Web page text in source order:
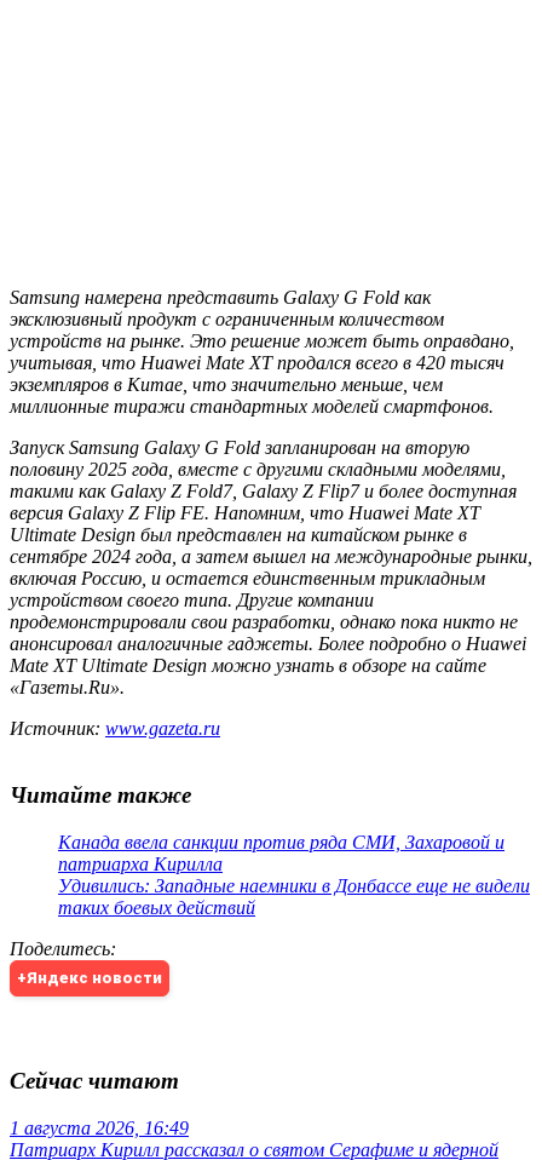
Samsung намерена представить Galaxy G Fold как
эксклюзивный продукт с ограниченным количеством
устройств на рынке. Это решение может быть оправдано,
учитывая, что Huawei Mate XT продался всего в 420 тысяч
экземпляров в Китае, что значительно меньше, чем
миллионные тиражи стандартных моделей смартфонов.
Запуск Samsung Galaxy G Fold запланирован на вторую
половину 2025 года, вместе с другими складными моделями,
такими как Galaxy Z Fold7, Galaxy Z Flip7 и более доступная
версия Galaxy Z Flip FE. Напомним, что Huawei Mate XT
Ultimate Design был представлен на китайском рынке в
сентябре 2024 года, а затем вышел на международные рынки,
включая Россию, и остается единственным трикладным
устройством своего типа. Другие компании
продемонстрировали свои разработки, однако пока никто не
анонсировал аналогичные гаджеты. Более подробно о Huawei
Mate XT Ultimate Design можно узнать в обзоре на сайте
«Газеты.Ru».
Источник: www.gazeta.ru
Читайте также
Канада ввела санкции против ряда СМИ, Захаровой и
патриарха Кирилла
Удивились: Западные наемники в Донбассе еще не видели
таких боевых действий
Поделитесь:
+Яндекс новости
Сейчас читают
1 августа 2026, 16:49
Патриарх Кирилл рассказал о святом Серафиме и ядерной